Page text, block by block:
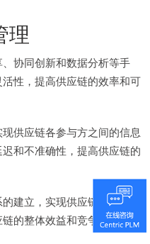
理
协同创新和数据分析等手
性，提高供应链的效率和可
供应链各参与方之间的信息
和不准确性，提高供应链的
建立，实现供应链各环节之
的整体效益和竞争力。